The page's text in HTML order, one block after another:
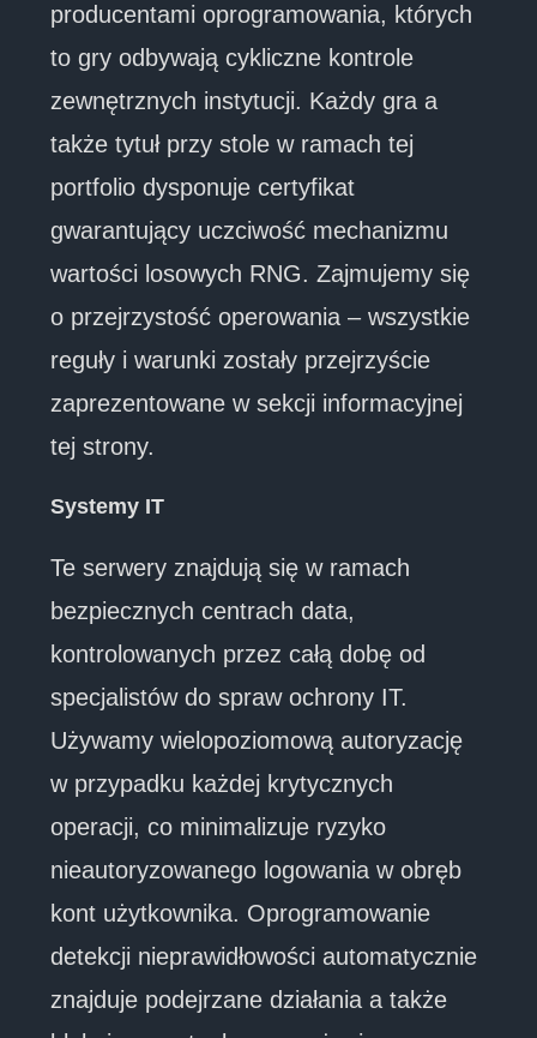
producentami oprogramowania, których
to gry odbywają cykliczne kontrole
zewnętrznych instytucji. Każdy gra a
także tytuł przy stole w ramach tej
portfolio dysponuje certyfikat
gwarantujący uczciwość mechanizmu
wartości losowych RNG. Zajmujemy się
o przejrzystość operowania – wszystkie
reguły i warunki zostały przejrzyście
zaprezentowane w sekcji informacyjnej
tej strony.
Systemy IT
Te serwery znajdują się w ramach
bezpiecznych centrach data,
kontrolowanych przez całą dobę od
specjalistów do spraw ochrony IT.
Używamy wielopoziomową autoryzację
w przypadku każdej krytycznych
operacji, co minimalizuje ryzyko
nieautoryzowanego logowania w obręb
kont użytkownika. Oprogramowanie
detekcji nieprawidłowości automatycznie
znajduje podejrzane działania a także